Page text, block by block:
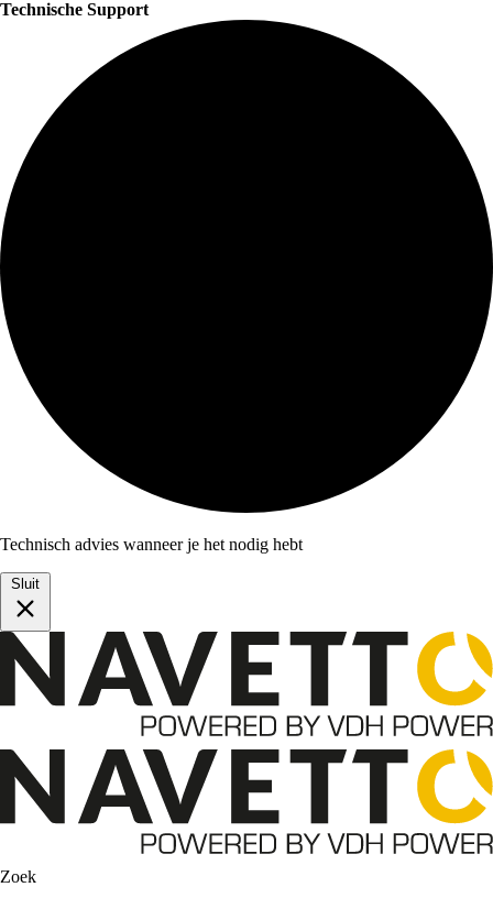
Technische Support
Technisch advies wanneer je het nodig hebt
Sluit
Zoek